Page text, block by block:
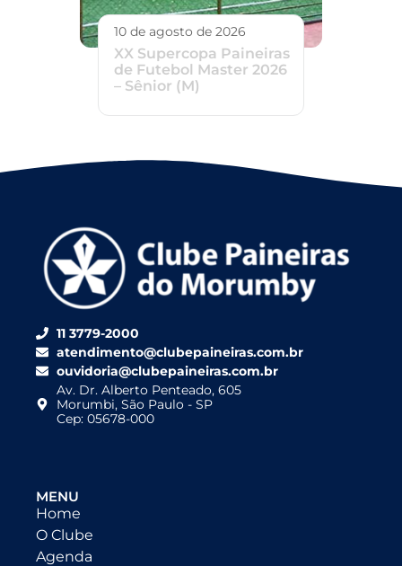
10 de agosto de 2026
XX Supercopa Paineiras
de Futebol Master 2026
– Sênior (M)
11 3779-2000
atendimento@clubepaineiras.com.br
ouvidoria@clubepaineiras.com.br
Av. Dr. Alberto Penteado, 605
Morumbi, São Paulo - SP
Cep: 05678-000
MENU
Home
O Clube
Agenda